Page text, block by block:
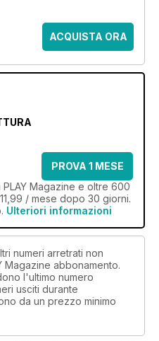
ACQUISTA ORA
PROVA 1 MESE
PLAY Magazine e oltre 600
/ mese dopo 30 giorni.
Ulteriori informazioni
numeri arretrati non
Magazine abbonamento.
l'ultimo numero
usciti durante
da un prezzo minimo